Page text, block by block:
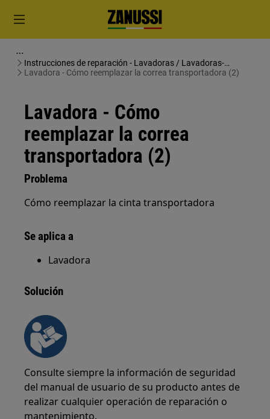
Instrucciones de reparación - Lavadoras / Lavadoras-
secadoras
Lavadora - Cómo reemplazar la correa transportadora (2)
Lavadora - Cómo
reemplazar la correa
transportadora (2)
Problema
Cómo reemplazar la cinta transportadora
Se aplica a
Lavadora
Solución
Consulte siempre la información de seguridad
del manual de usuario de su producto antes de
realizar cualquier operación de reparación o
mantenimiento.